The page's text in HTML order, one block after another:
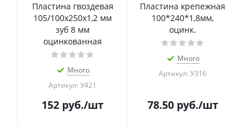
Пластина гвоздевая
105/100х250х1,2 мм
зуб 8 мм
оцинкованная
Много
Артикул: У421
152 руб./шт
Пластина крепежная
100*240*1,8мм,
оцинк.
Много
Артикул: У316
78.50руб./шт